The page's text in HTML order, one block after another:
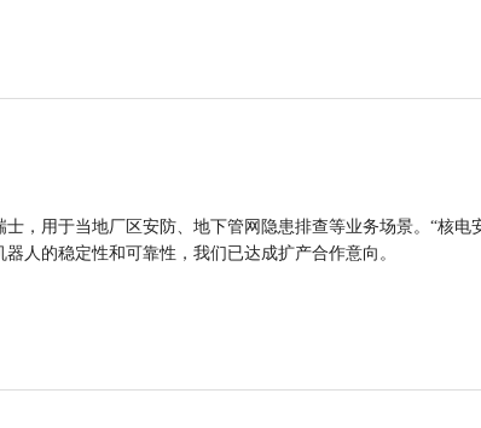
，用于当地厂区安防、地下管网隐患排查等业务场景。“核电
人的稳定性和可靠性，我们已达成扩产合作意向。